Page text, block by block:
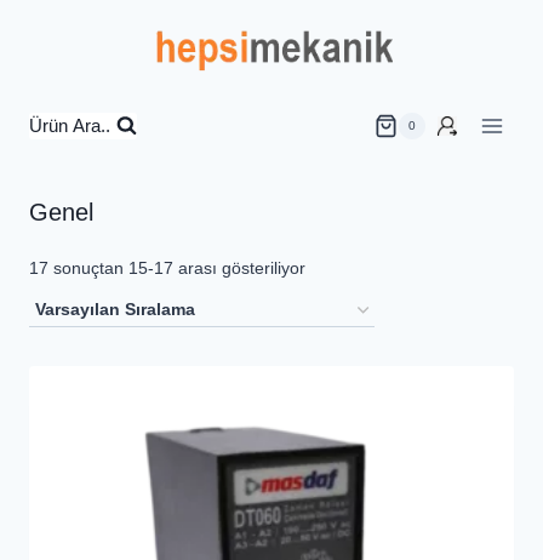
Ürün Ara.. 0
Genel
17 sonuçtan 15-17 arası gösteriliyor